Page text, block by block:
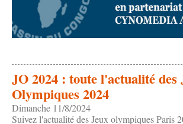
JO 2024 : toute l'actualité des
Olympiques 2024
Dimanche 11/8/2024
Suivez l'actualité des Jeux olympiques Paris